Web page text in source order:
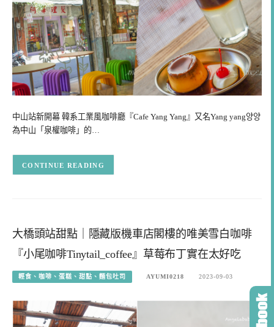
中山站新開幕 韓系工業風咖啡廳『Cafe Yang Yang』又名Yang yang양양
為中山「泉權咖啡」的…
CONTINUE READING
大橋頭站甜點｜隱藏版機車店閣樓的唯美雪白咖啡
『小尾咖啡Tinytail_coffee』草莓布丁實在太好吃
輕食、咖啡、蛋糕、甜點、麵包吐司 AYUMI0218 2023-09-03